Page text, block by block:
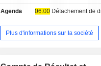
détachées (11,3%) ; - autres (5,1%). A fin mars
production implantés en Inde. 85,9% du CA est
réalisé en Inde.
Agenda 06:00Détachement de
Plus d'informations sur la société